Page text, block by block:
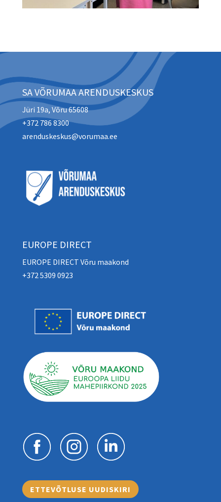
SA VÕRUMAA ARENDUSKESKUS
Jüri 19a, Võru 65608
+372 786 8300
arenduskeskus@vorumaa.ee
EUROPE DIRECT
EUROPE DIRECT Võru maakond
+372 5309 0923
ETTEVÕTLUSE UUDISKIRI